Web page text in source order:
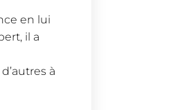
en lui
il a
à